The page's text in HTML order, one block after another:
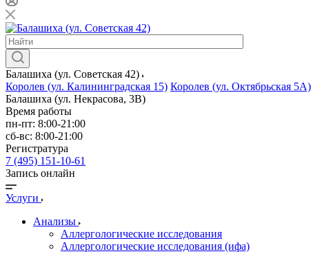
Балашиха (ул. Советская 42)
Королев (ул. Калининградская 15) Королев (ул. Октябрьская 5А)
Балашиха (ул. Некрасова, 3В)
Время работы
пн-пт: 8:00-21:00
сб-вс: 8:00-21:00
Регистратура
7 (495) 151-10-61
Запись онлайн
Услуги
Анализы
Аллергологические исследования
Аллергологические исследования (ифа)